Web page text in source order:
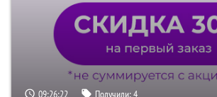
09:26:21 Получили:4